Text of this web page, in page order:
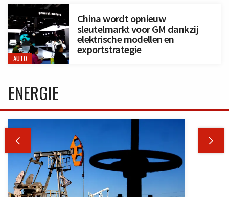
AUTO
China wordt opnieuw
sleutelmarkt voor GM dankzij
elektrische modellen en
exportstrategie
ENERGIE
 